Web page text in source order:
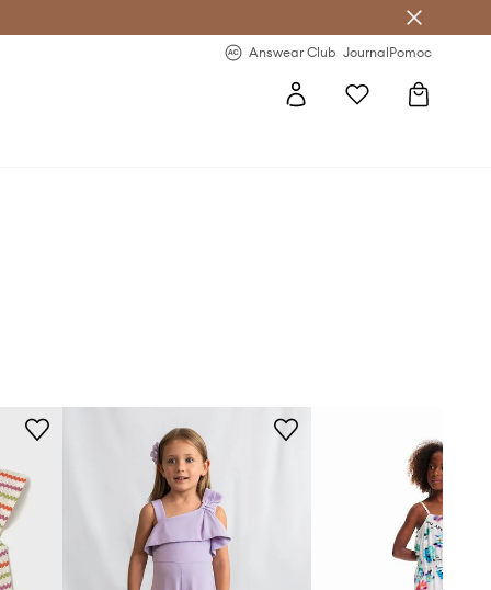
Answear Club JournalPomoc